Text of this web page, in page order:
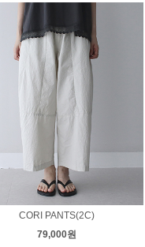
CORI PANTS(2C)
79,000원